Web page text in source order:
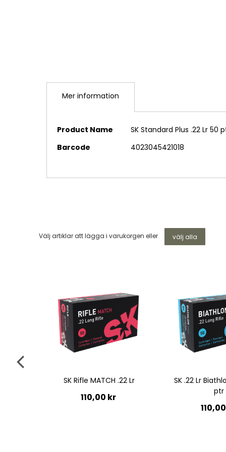
Mer information
Mer
Product Name
SK Standard Plus .22 Lr 50
Barcode
4023045421018
Välj artiklar att lägga i varukorgen eller välj alla
SK .22 Lr Biathlon Sport, 50
SK .22 Lr, Long